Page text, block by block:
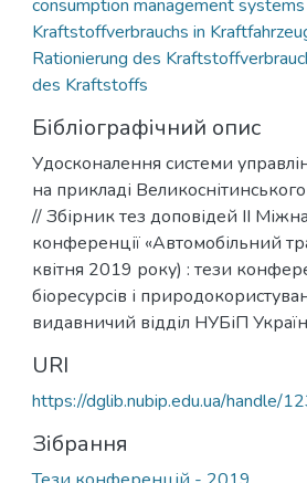
consumption management systems
Kraftstoffverbrauchs in
Rationierung des
des Kraftstoffs
Бібліографічний опис
Удосконалення системи
на прикладі
// Збірник тез доповідей ІІ
конференції «Автомобільний
квітня 2019 року) : тези
біоресурсів і
видавничий відділ НУБіП
URI
https://dglib.nubip.edu.ua/handle/
Зібрання